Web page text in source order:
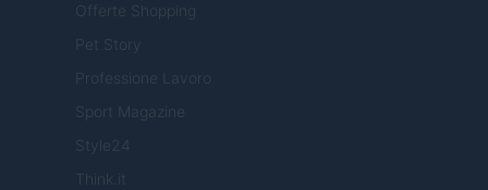
Offerte Shopping
Pet Story
Professione Lavoro
Sport Magazine
Style24
Think.it